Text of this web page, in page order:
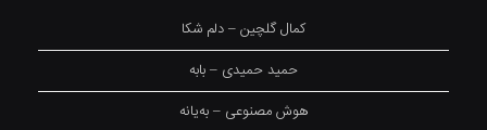
کمال گلچین – دلم شکا
حمید حمیدی – بابه
هوش مصنوعی – بەیانە